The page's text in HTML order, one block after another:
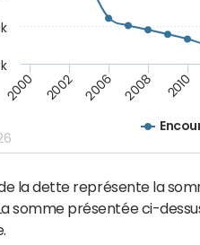
2000 2002 2006 2008 2010
la dette représente la
somme présentée ci-